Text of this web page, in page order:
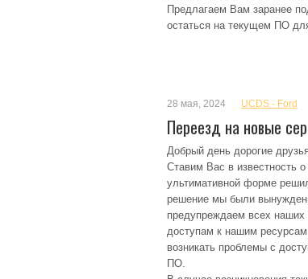
Предлагаем Вам заранее
остаться на текущем ПО
28 мая, 2024 UCDS - Ford
Переезд на новые
Добрый день дорогие
Ставим Вас в известность
ультимативной форме
решение мы были
предупреждаем всех наших
доступам к нашим
возникать проблемы с
ПО.